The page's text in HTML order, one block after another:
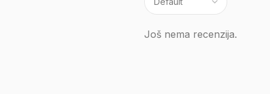
Još nema recenzija.